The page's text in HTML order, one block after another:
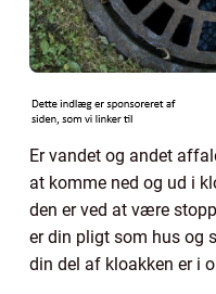
Er vandet og andet
at komme ned og ud i
den er ved at være
er din pligt som hus og
din del af kloakken er i